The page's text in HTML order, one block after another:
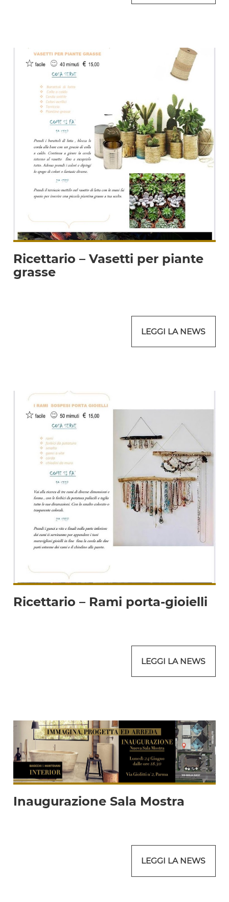
Ricettario – Vasetti per piante
grasse
LEGGI LA NEWS
Ricettario – Rami porta-gioielli
LEGGI LA NEWS
Inaugurazione Sala Mostra
LEGGI LA NEWS